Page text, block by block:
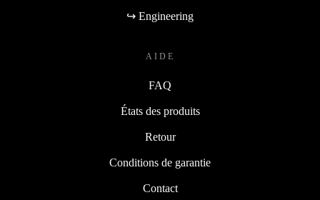
↪ Engineering
AIDE
FAQ
États des produits
Retour
Conditions de garantie
Contact